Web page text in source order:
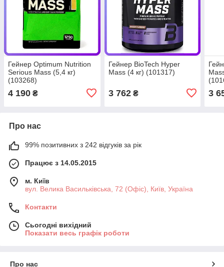
Гейнер Optimum Nutrition
Serious Mass (5,4 кг)
(103268)
4 190 ₴
Гейнер BioTech Hyper
Mass (4 кг) (101317)
3 762₴ 3
Про нас
99% позитивних з 242 відгуків за рік
Працює з 14.05.2015
м. Київ
вул. Велика Васильківська, 72 (Офіс), Київ, Україна
Контакти
Сьогодні вихідний
Показати весь графік роботи
Про нас